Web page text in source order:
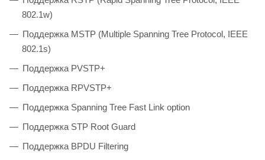
802.1w)
Поддержка MSTP (Multiple Spanning Tree Protocol, IEEE
802.1s)
Поддержка PVSTP+
Поддержка RPVSTP+
Поддержка Spanning Tree Fast Link option
Поддержка STP Root Guard
Поддержка BPDU Filtering